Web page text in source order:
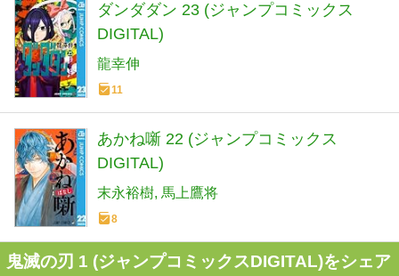
ダンダダン 23 (ジャンプコミックス
DIGITAL)
龍幸伸
11
あかね噺 22 (ジャンプコミックス
DIGITAL)
末永裕樹 馬上鷹将
8
鬼滅の刃 1 (ジャンプコミックスDIGITAL)をシェア